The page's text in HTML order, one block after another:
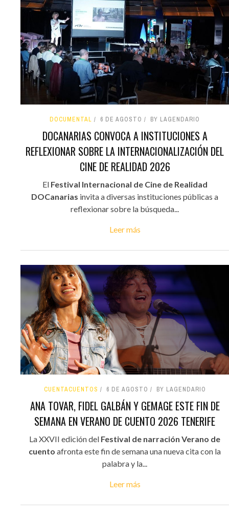
DOCUMENTAL 6 DE AGOSTO BY LAGENDARIO
DOCANARIAS CONVOCA A INSTITUCIONES A
REFLEXIONAR SOBRE LA INTERNACIONALIZACIÓN DEL
CINE DE REALIDAD 2026
El Festival Internacional de Cine de Realidad
DOCanarias invita a diversas instituciones públicas a
reflexionar sobre la búsqueda...
Leer más
CUENTACUENTOS 6 DE AGOSTO BY LAGENDARIO
ANA TOVAR, FIDEL GALBÁN Y GEMAGE ESTE FIN DE
SEMANA EN VERANO DE CUENTO 2026 TENERIFE
La XXVII edición del Festival de narración Verano de
cuento afronta este fin de semana una nueva cita con la
palabra y la...
Leer más